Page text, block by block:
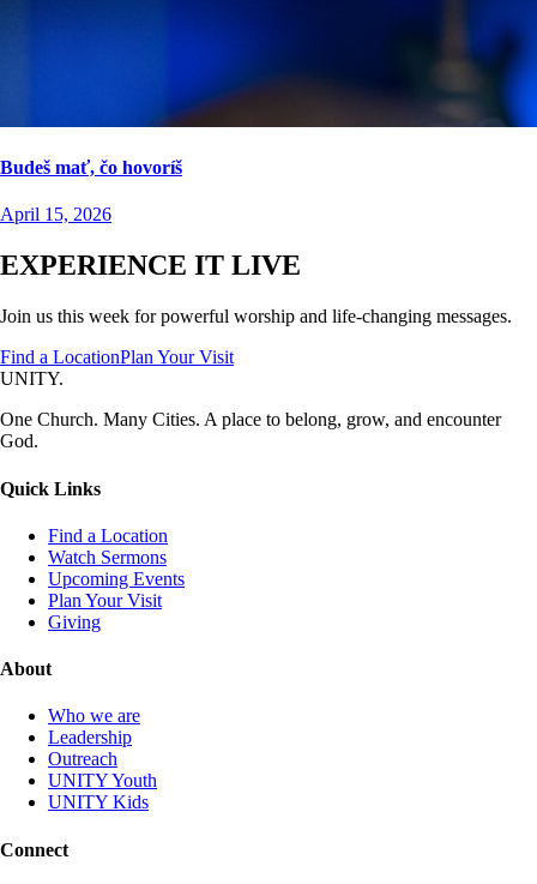
Budeš mať, čo hovoríš
April 15, 2026
EXPERIENCE IT LIVE
Join us this week for powerful worship and life-changing messages.
Find a LocationPlan Your Visit
UNITY.
One Church. Many Cities. A place to belong, grow, and encounter
God.
Quick Links
Find a Location
Watch Sermons
Upcoming Events
Plan Your Visit
Giving
About
Who we are
Leadership
Outreach
UNITY Youth
UNITY Kids
Connect